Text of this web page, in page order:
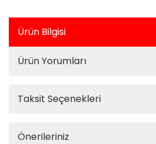
Ürün Bilgisi
Ürün Yorumları
Taksit Seçenekleri
Önerileriniz